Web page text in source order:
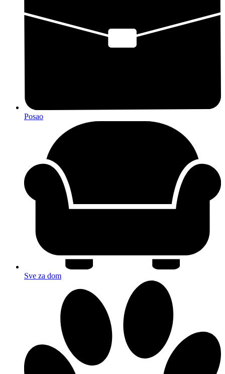
Posao
Sve za dom